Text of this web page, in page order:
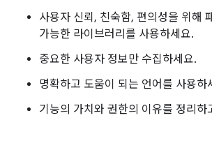
사용자 신뢰, 친숙함, 편의성을 위해
가능한 라이브러리를 사용하세요.
중요한 사용자 정보만 수집하세요.
명확하고 도움이 되는 언어를 사용하
기능의 가치와 권한의 이유를 정리하